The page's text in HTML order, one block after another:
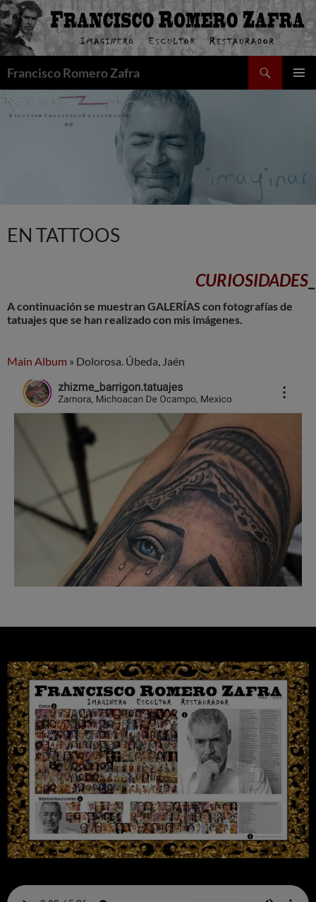
Saltar
al
contenido
Francisco Romero Zafra
EN TATTOOS
CURIOSIDADES
A continuación se muestran GALERÍAS con fotografías de
tatuajes que se han realizado con mis imágenes.
Main Album » Dolorosa. Úbeda, Jaén